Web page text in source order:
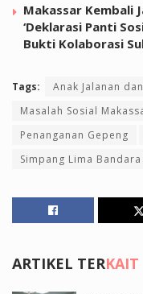
Makassar Kembali
‘Deklarasi Panti
Bukti Kolaborasi
Tags:
Anak Jalanan
Masalah Sosial
Penanganan Gepeng
Simpang Lima
ARTIKEL TERKAIT